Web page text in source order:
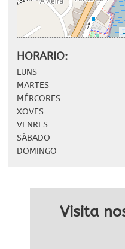
HORARIO:
LUNS
MARTES
MÉRCORES
XOVES
VENRES
SÁBADO
DOMINGO
Visita